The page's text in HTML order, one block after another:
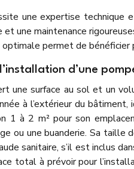
une expertise
une maintenance
permet de
d’une
une surface au sol et un
à l’extérieur du
1 à 2 m² pour son
ou une buanderie. Sa
sanitaire, s’il est inclus
total à prévoir pour